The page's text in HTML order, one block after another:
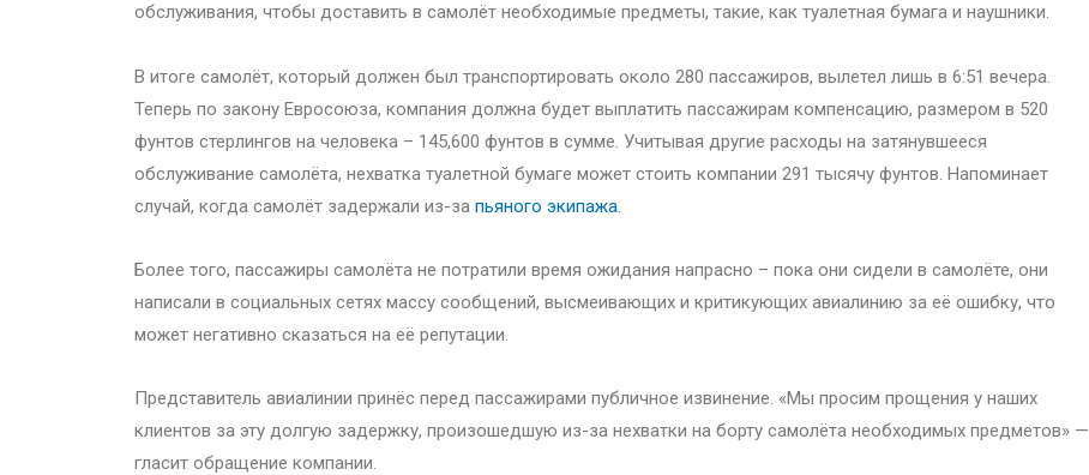
обслуживания, чтобы доставить в самолёт необходимые предметы, такие, как туалетная бумага и наушники.
В итоге самолёт, который должен был транспортировать около 280 пассажиров, вылетел лишь в 6:51 вечера.
Теперь по закону Евросоюза, компания должна будет выплатить пассажирам компенсацию, размером в 520
фунтов стерлингов на человека – 145,600 фунтов в сумме. Учитывая другие расходы на затянувшееся
обслуживание самолёта, нехватка туалетной бумаге может стоить компании 291 тысячу фунтов. Напоминает
случай, когда самолёт задержали из-за пьяного экипажа
Более того, пассажиры самолёта не потратили время ожидания напрасно – пока они сидели в самолёте, они
написали в социальных сетях массу сообщений, высмеивающих и критикующих авиалинию за её ошибку, что
может негативно сказаться на её репутации.
Представитель авиалинии принёс перед пассажирами публичное извинение. «Мы просим прощения у наших
клиентов за эту долгую задержку, произошедшую из-за нехватки на борту самолёта необходимых предметов» —
гласит обращение компании.